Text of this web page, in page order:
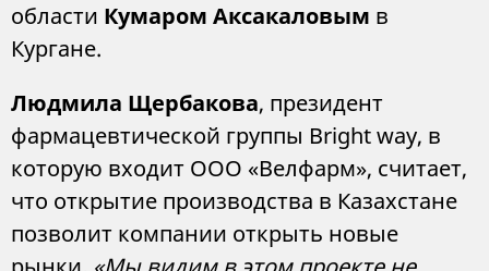
области Кумаром Аксакаловым в
Кургане.
Людмила Щербакова, президент
фармацевтической группы Bright way, в
которую входит ООО «Велфарм», считает,
что открытие производства в Казахстане
позволит компании открыть новые